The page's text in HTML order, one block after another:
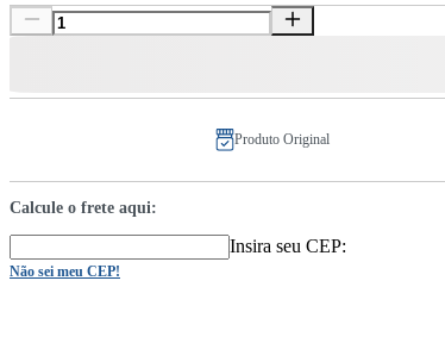
Produto Original
Calcule o frete aqui:
Insira seu CEP:
Não sei meu CEP!